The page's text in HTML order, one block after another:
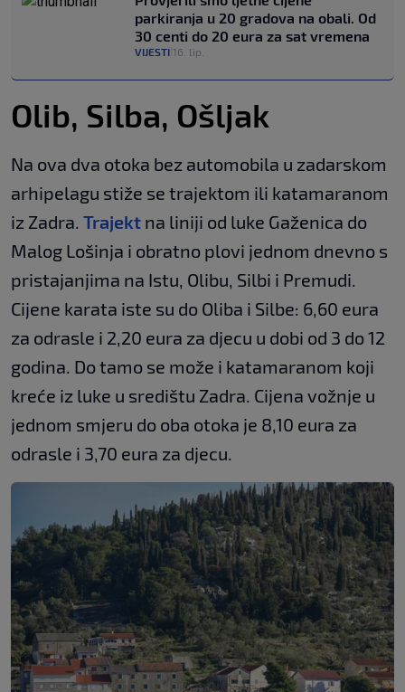
parkiranja u 20 gradova na obali. Od
30 centi do 20 eura za sat vremena
VIJESTI 16. lip.
Olib, Silba, Ošljak
Na ova dva otoka bez automobila u zadarskom
arhipelagu stiže se trajektom ili katamaranom
iz Zadra. Trajekt na liniji od luke Gaženica do
Malog Lošinja i obratno plovi jednom dnevno s
pristajanjima na Istu, Olibu, Silbi i Premudi.
Cijene karata iste su do Oliba i Silbe: 6,60 eura
za odrasle i 2,20 eura za djecu u dobi od 3 do 12
godina. Do tamo se može i katamaranom koji
kreće iz luke u središtu Zadra. Cijena vožnje u
jednom smjeru do oba otoka je 8,10 eura za
odrasle i 3,70 eura za djecu.